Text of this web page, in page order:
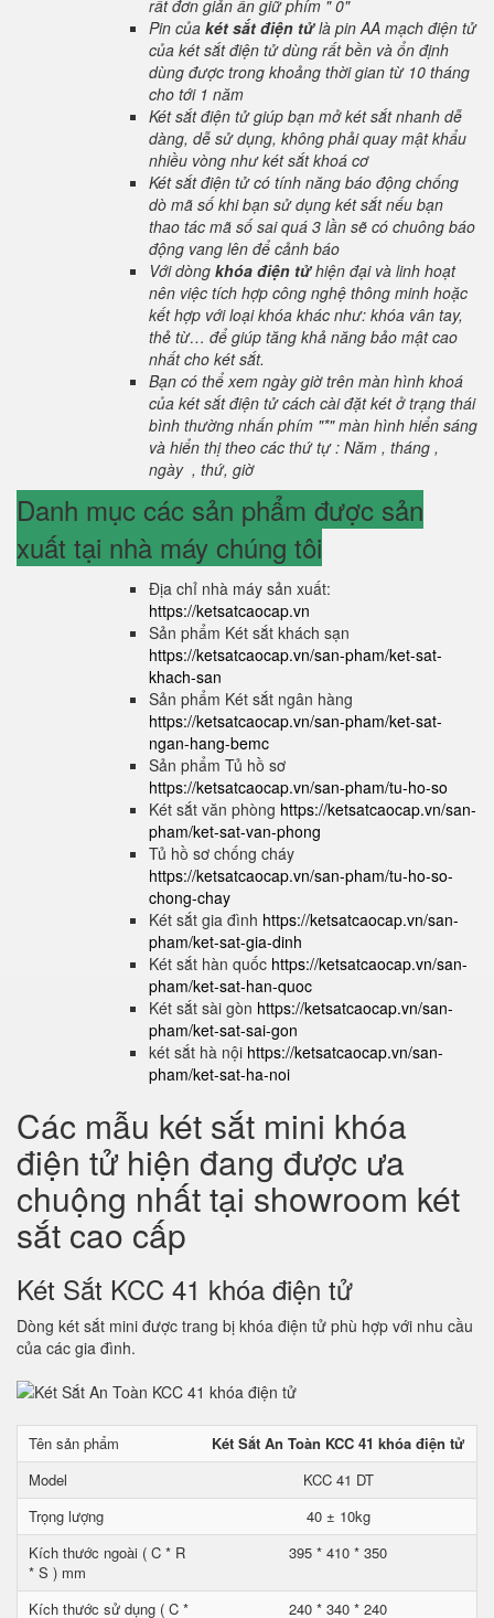
rất đơn giản ấn giữ phím " 0"
Pin của két sắt điện tửlà pin AA mạch điện tử
của két sắt điện tử dùng rất bền và ổn định
dùng được trong khoảng thời gian từ 10 tháng
cho tới 1 năm
Két sắt điện tử giúp bạn mở két sắt nhanh dễ
dàng, dễ sử dụng, không phải quay mật khẩu
nhiều vòng như két sắt khoá cơ
Két sắt điện tử có tính năng báo động chống
dò mã số khi bạn sử dụng két sắt nếu bạn
thao tác mã số sai quá 3 lần sẽ có chuông báo
động vang lên để cảnh báo
Với dòng khóa điện tửhiện đại và linh hoạt
nên việc tích hợp công nghệ thông minh hoặc
kết hợp với loại khóa khác như: khóa vân tay,
thẻ từ… để giúp tăng khả năng bảo mật cao
nhất cho két sắt.
Bạn có thể xem ngày giờ trên màn hình khoá
của két sắt điện tử cách cài đặt két ở trạng thái
bình thường nhấn phím "*" màn hình hiển sáng
và hiển thị theo các thứ tự : Năm , tháng ,
ngày , thứ, giờ
Danh mục các sản phẩm được sản
xuất tại nhà máy chúng tôi
Địa chỉ nhà máy sản xuất:
https://ketsatcaocap.vn
Sản phẩm Két sắt khách sạn
https://ketsatcaocap.vn/san-pham/ket-sat-
khach-san
Sản phẩm Két sắt ngân hàng
https://ketsatcaocap.vn/san-pham/ket-sat-
ngan-hang-bemc
Sản phẩm Tủ hồ sơ
https://ketsatcaocap.vn/san-pham/tu-ho-so
Két sắt văn phòng https://ketsatcaocap.vn/san-
pham/ket-sat-van-phong
Tủ hồ sơ chống cháy
https://ketsatcaocap.vn/san-pham/tu-ho-so-
chong-chay
Két sắt gia đình https://ketsatcaocap.vn/san-
pham/ket-sat-gia-dinh
Két sắt hàn quốc https://ketsatcaocap.vn/san-
pham/ket-sat-han-quoc
Két sắt sài gòn https://ketsatcaocap.vn/san-
pham/ket-sat-sai-gon
két sắt hà nội https://ketsatcaocap.vn/san-
pham/ket-sat-ha-noi
Các mẫu két sắt mini khóa
điện tử hiện đang được ưa
chuộng nhất tại showroom két
sắt cao cấp
Két Sắt KCC 41 khóa điện tử
Dòng két sắt mini được trang bị khóa điện tử phù hợp với nhu cầu
của các gia đình.
Tên sản phẩm
Két Sắt An Toàn KCC 41 khóa điện tử
Model
KCC 41 DT
Trọng lượng
40 ± 10kg
Kích thước ngoài ( C * R
* S ) mm
395 * 410 * 350
Kích thước sử dụng ( C * 240 * 340 * 240